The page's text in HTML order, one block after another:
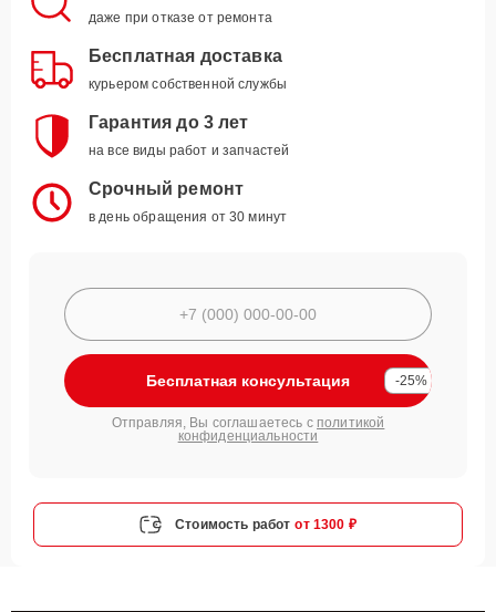
даже при отказе от ремонта
Бесплатная доставка
курьером собственной службы
Гарантия до 3 лет
на все виды работ и запчастей
Срочный ремонт
в день обращения от 30 минут
Бесплатная консультация -25%
Отправляя, Вы соглашаетесь с политикой
конфиденциальности
Стоимость работ от 1300 ₽